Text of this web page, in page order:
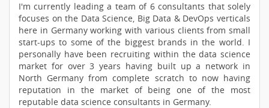
I'm currently leading a team of 6 consultants that solely
focuses on the Data Science, Big Data & DevOps verticals
here in Germany working with various clients from small
start-ups to some of the biggest brands in the world. I
personally have been recruiting within the data science
market for over 3 years having built up a network in
North Germany from complete scratch to now having
reputation in the market of being one of the most
reputable data science consultants in Germany.